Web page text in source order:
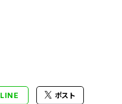
LINE ポスト